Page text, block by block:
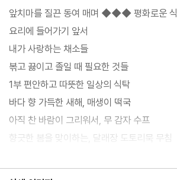
비건 라이프를 선택하는 이들이 늘고 있답니
이 책을 쓰게 된 은영 작가는 비건 라이프를
가 되었다고 해요. 그 뒤로 더 맛있게 먹고, 더
는 일상이 펼쳐지고 있다는 그의 비건 라이프
하는 시간이 자신을 귀하게 대접해주는 시간
는 그녀의 비건 레시피에는 특별함과 평범함
건으로 살아가며 겪게 되는 다양한 에피소드,
먹는 집밥 레시피로 당신을 초대하려고 합니다.
비건이라서 오히려 더 좋은, 더 즐거운 식탁입
앞치마를 질끈 동여 매며 ◆◆◆ 평화로운 식
요리에 들어가기 앞서
내가 사랑하는 채소들
볶고 끓이고 졸일 때 필요한 것들
1부 편안하고 따뜻한 일상의 식탁
바다 향 가득한 새해, 매생이 떡국
아직 찬 바람이 그리워서, 무 감자 수프
향긋한 봄을 맞이하는, 달래장 도토리묵 무침